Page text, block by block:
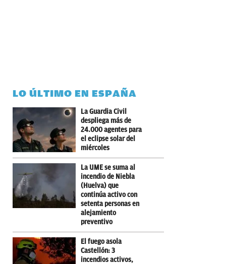
LO ÚLTIMO EN ESPAÑA
La Guardia Civil
despliega más de
24.000 agentes para
el eclipse solar del
miércoles
La UME se suma al
incendio de Niebla
(Huelva) que
continúa activo con
setenta personas en
alejamiento
preventivo
El fuego asola
Castellón: 3
incendios activos,